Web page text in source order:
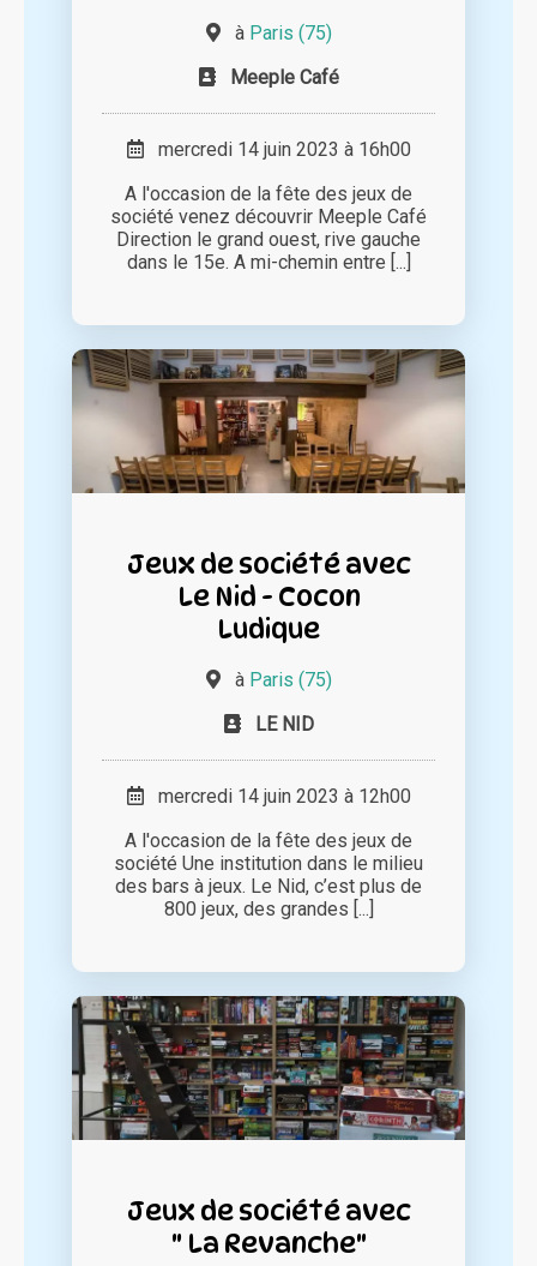
à Paris (75)
Meeple Café
mercredi 14 juin 2023 à 16h00
A l'occasion de la fête des jeux de
société venez découvrir Meeple Café
Direction le grand ouest, rive gauche
dans le 15e. A mi-chemin entre [...]
Jeux de société avec
Le Nid - Cocon
Ludique
à Paris (75)
LE NID
mercredi 14 juin 2023 à 12h00
A l'occasion de la fête des jeux de
société Une institution dans le milieu
des bars à jeux. Le Nid, c’est plus de
800 jeux, des grandes [...]
Jeux de société avec
" La Revanche"